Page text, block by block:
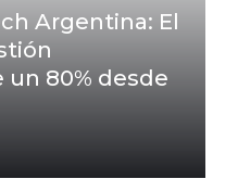
Argentina: El
80% desde